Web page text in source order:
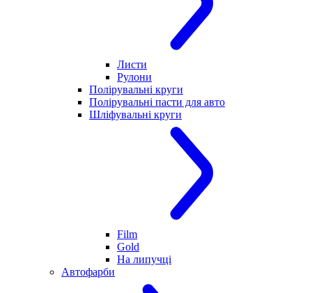
Листи
Рулони
Полірувальні круги
Полірувальні пасти для авто
Шліфувальні круги
Film
Gold
На липучці
Автофарби